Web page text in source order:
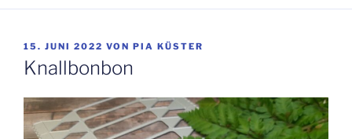
VERÖFFENTLICHT
AM
15. JUNI 2022 VON PIA KÜSTER
Knallbonbon